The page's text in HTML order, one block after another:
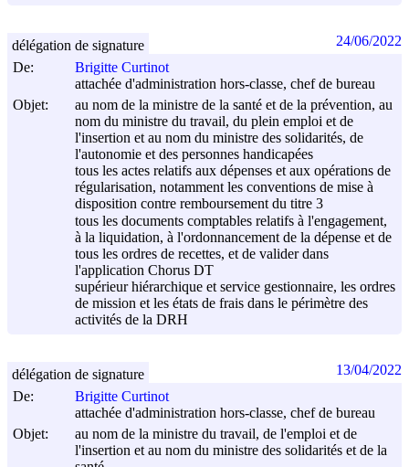
De:
Brigitte Curtinot
attachée d'administration hors-classe, chef de bureau
Objet:
au nom de la ministre de la santé et de la prévention, au
nom du ministre du travail, du plein emploi et de
l'insertion et au nom du ministre des solidarités, de
l'autonomie et des personnes handicapées
tous les actes relatifs aux dépenses et aux opérations de
régularisation, notamment les conventions de mise à
disposition contre remboursement du titre 3
tous les documents comptables relatifs à l'engagement,
à la liquidation, à l'ordonnancement de la dépense et de
tous les ordres de recettes, et de valider dans
l'application Chorus DT
supérieur hiérarchique et service gestionnaire, les ordres
de mission et les états de frais dans le périmètre des
activités de la DRH
délégation de signature 24/06/2022
De:
Brigitte Curtinot
attachée d'administration hors-classe, chef de bureau
Objet:
au nom de la ministre du travail, de l'emploi et de
l'insertion et au nom du ministre des solidarités et de la
délégation de signature 13/04/2022